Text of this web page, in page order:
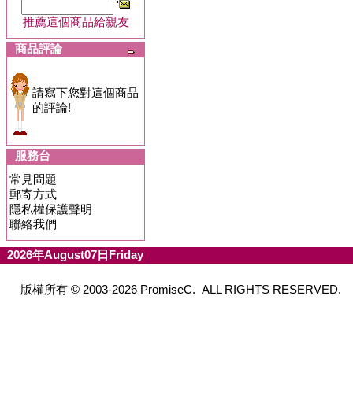
推薦這個商品給親友
商品評論
請寫下您對這個商品
的評論!
服務台
常見問題
郵寄方式
隱私權保護聲明
聯絡我們
2026年August07日Friday
版權所有 © 2003-2026 PromiseC. ALL RIGHTS RESERVED.